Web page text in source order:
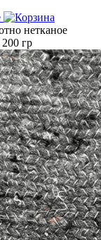
нетканое
гр